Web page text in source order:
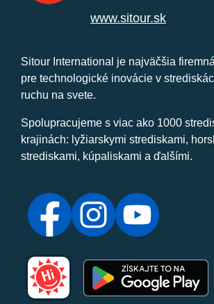
www.sitour.sk
Sitour International je najväčšia
pre technologické inovácie v
ruchu na svete.
Spolupracujeme s viac ako 1000
krajinách: lyžiarskymi strediskami,
strediskami, kúpaliskami a ďalšími.